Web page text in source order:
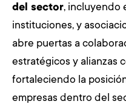
del sector, incluyendo
instituciones, y
abre puertas a
estratégicos y alianzas
fortaleciendo la
empresas dentro del